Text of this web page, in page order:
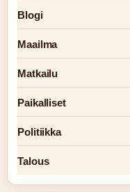
Blogi
Maailma
Matkailu
Paikalliset
Politiikka
Talous